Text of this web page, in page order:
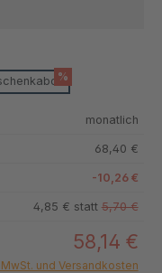
%
monatlich
68,40 €
-10,26 €
4,85 € statt 5,70 €
58,14 €
und Versandkosten